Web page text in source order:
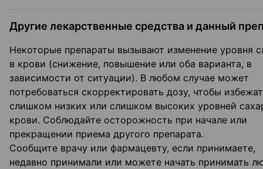
Другие лекарственные средства и данный
Некоторые препараты вызывают изменение уровня
в крови (снижение, повышение или оба варианта, в
зависимости от ситуации). В любом случае может
потребоваться скорректировать дозу, чтобы
слишком низких или слишком высоких уровней
крови. Соблюдайте осторожность при начале или
прекращении приема другого препарата.
Сообщите врачу или фармацевту, если принимаете,
недавно принимали или можете начать принимать